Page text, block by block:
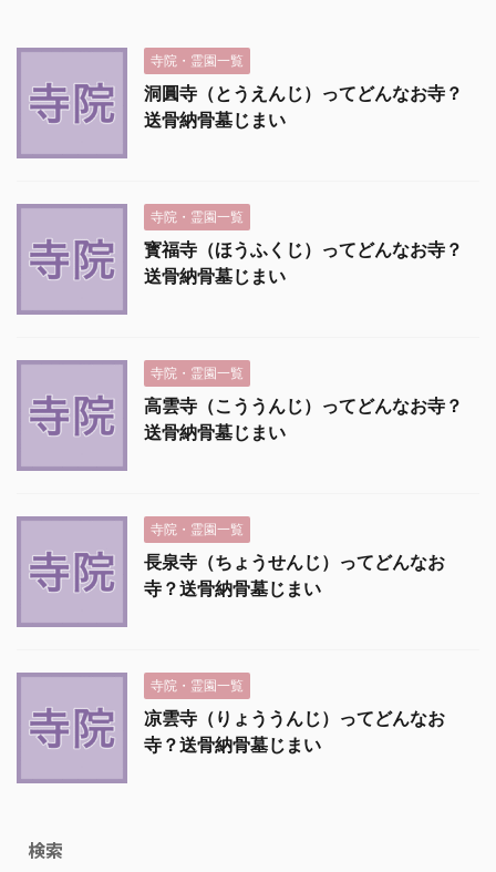
寺院・霊園一覧
洞圓寺（とうえんじ）ってどんなお寺？
送骨納骨墓じまい
寺院・霊園一覧
寳福寺（ほうふくじ）ってどんなお寺？
送骨納骨墓じまい
寺院・霊園一覧
高雲寺（こううんじ）ってどんなお寺？
送骨納骨墓じまい
寺院・霊園一覧
長泉寺（ちょうせんじ）ってどんなお
寺？送骨納骨墓じまい
寺院・霊園一覧
凉雲寺（りょううんじ）ってどんなお
寺？送骨納骨墓じまい
検索